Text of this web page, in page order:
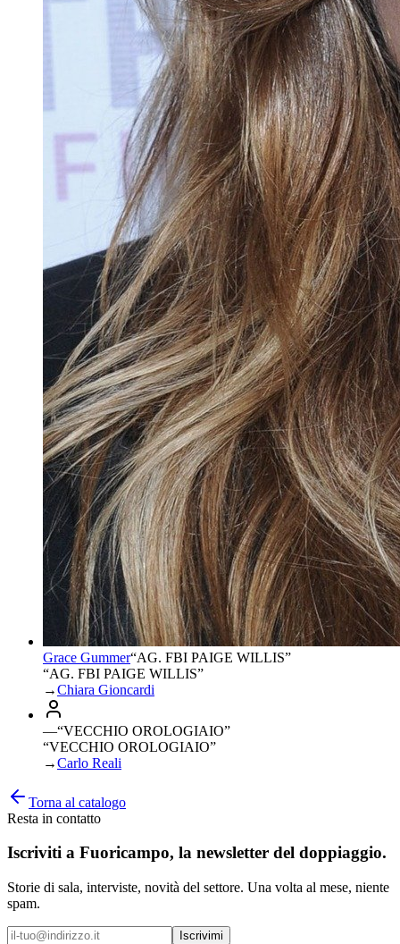
Grace Gummer“AG. FBI PAIGE WILLIS”
“AG. FBI PAIGE WILLIS”
→Chiara Gioncardi
—“VECCHIO OROLOGIAIO”
“VECCHIO OROLOGIAIO”
→Carlo Reali
Torna al catalogo
Resta in contatto
Iscriviti a Fuoricampo, la newsletter del doppiaggio.
Storie di sala, interviste, novità del settore. Una volta al mese, niente
spam.
Iscrivimi